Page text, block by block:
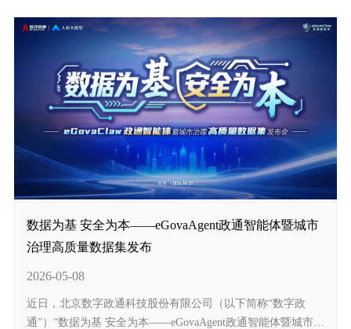
数据为基 安全为本——eGovaAgent政通智能体暨城市
治理高质量数据集发布
2026-05-08
近日，北京数字政通科技股份有限公司（以下简称“数字政
通”）“数据为基 安全为本——eGovaAgent政通智能体暨城市治